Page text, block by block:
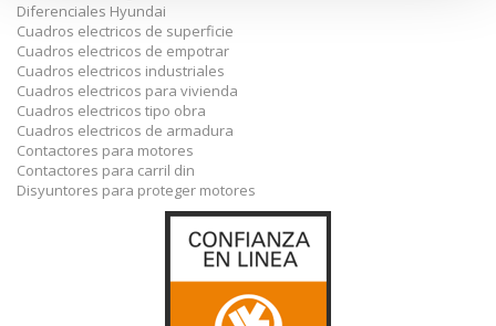
Diferenciales Hyundai
Cuadros electricos de superficie
Cuadros electricos de empotrar
Cuadros electricos industriales
Cuadros electricos para vivienda
Cuadros electricos tipo obra
Cuadros electricos de armadura
Contactores para motores
Contactores para carril din
Disyuntores para proteger motores